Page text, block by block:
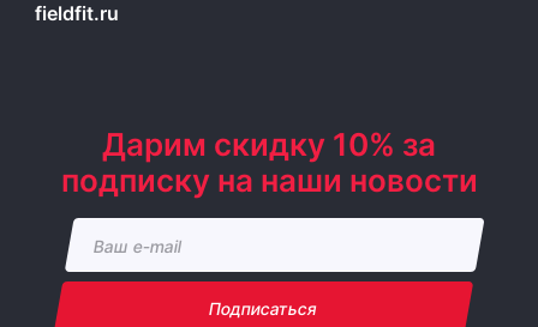
fieldfit.ru
Дарим скидку 10% за
подписку на наши новости
Подписаться